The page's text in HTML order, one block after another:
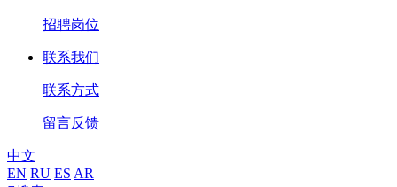
招聘岗位
联系我们
联系方式
留言反馈
中文
EN RU ES AR